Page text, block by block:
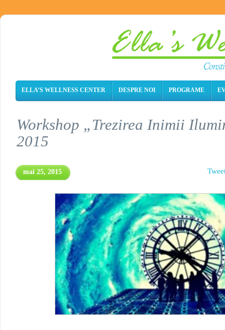
ELLA’S WELLNESS CENTER DESPRE NOI PROGRAME
Workshop „Trezirea Inimii
2015
mai 25, 2015